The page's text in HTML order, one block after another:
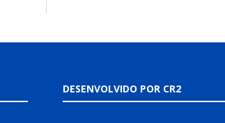
DESENVOLVIDO POR CR2